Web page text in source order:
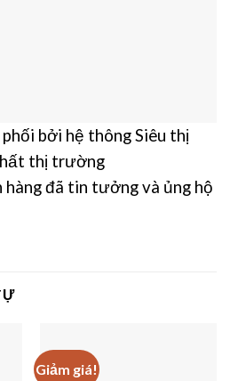
bởi hệ thông Siêu thị
thị trường
hàng đã tin tưởng và ủng hộ
Giảm giá!